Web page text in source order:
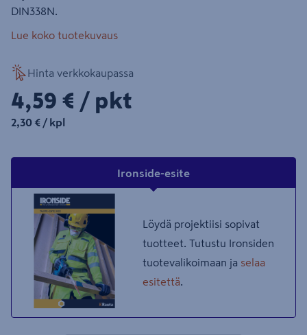
DIN338N.
Lue koko tuotekuvaus
Hinta verkkokaupassa
4,59€/pkt
4,59 € / pkt
2,30€/kpl
2,30 € / kpl
Ironside-esite
Löydä projektiisi sopivat
tuotteet. Tutustu Ironsiden
tuotevalikoimaan ja selaa
esitettä